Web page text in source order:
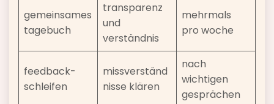
gemeinsames
tagebuch
transparenz
und
verständnis
mehrmals
pro woche
feedback-
schleifen
missverständ
nisse klären
nach
wichtigen
gesprächen